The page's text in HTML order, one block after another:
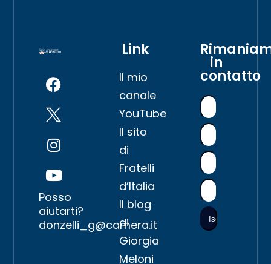
Posso
aiutarti?
donzelli_g@camera.it
Link
Il mio
canale
YouTube
Il sito
di
Fratelli
d’Italia
Il blog
di
Giorgia
Meloni
in
contatto